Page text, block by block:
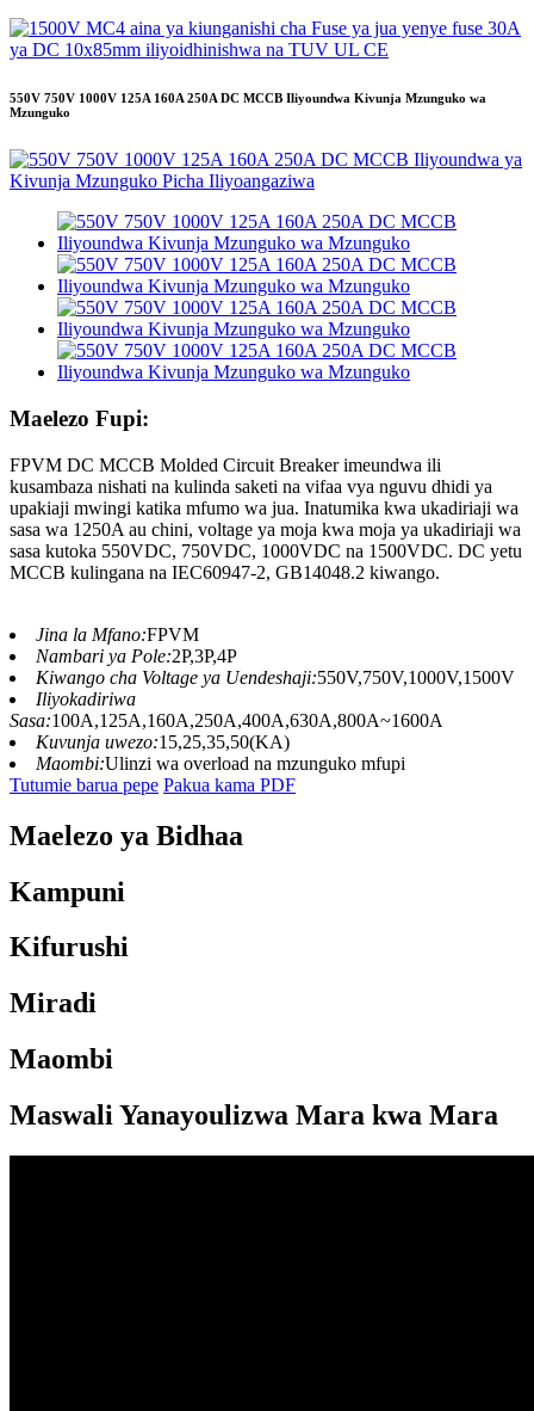
550V 750V 1000V 125A 160A 250A DC MCCB Iliyoundwa Kivunja Mzunguko wa
Mzunguko
Maelezo Fupi:
FPVM DC MCCB Molded Circuit Breaker imeundwa ili
kusambaza nishati na kulinda saketi na vifaa vya nguvu dhidi ya
upakiaji mwingi katika mfumo wa jua. Inatumika kwa ukadiriaji wa
sasa wa 1250A au chini, voltage ya moja kwa moja ya ukadiriaji wa
sasa kutoka 550VDC, 750VDC, 1000VDC na 1500VDC. DC yetu
MCCB kulingana na IEC60947-2, GB14048.2 kiwango.
Jina la Mfano:FPVM
Nambari ya Pole:2P,3P,4P
Kiwango cha Voltage ya Uendeshaji:550V,750V,1000V,1500V
Iliyokadiriwa
Sasa:100A,125A,160A,250A,400A,630A,800A~1600A
Kuvunja uwezo:15,25,35,50(KA)
Maombi:Ulinzi wa overload na mzunguko mfupi
Tutumie barua pepe Pakua kama PDF
Maelezo ya Bidhaa
Kampuni
Kifurushi
Miradi
Maombi
Maswali Yanayoulizwa Mara kwa Mara